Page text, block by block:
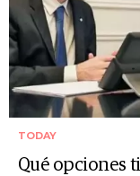
TODAY
Qué opciones